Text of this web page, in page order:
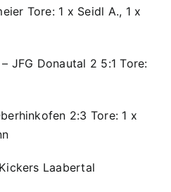
Tore: 1 x Seidl A., 1 x
JFG Donautal 2 5:1 Tore:
2:3 Tore: 1 x
Laabertal